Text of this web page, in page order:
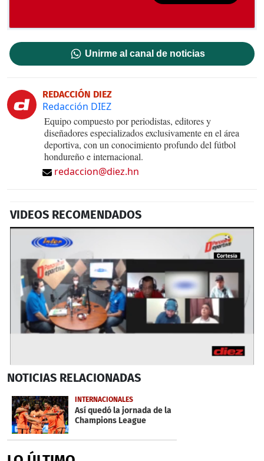
Unirme al canal de noticias
REDACCIÓN DIEZ
Redacción DIEZ
Equipo compuesto por periodistas, editores y
diseñadores especializados exclusivamente en el área
deportiva, con un conocimiento profundo del fútbol
hondureño e internacional.
redaccion@diez.hn
VIDEOS RECOMENDADOS
seconds
5
minutes,
21
seconds
NOTICIAS RELACIONADAS
INTERNACIONALES
Así quedó la jornada de la
Champions League